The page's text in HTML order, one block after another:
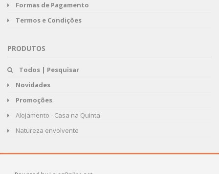
Formas de Pagamento
Termos e Condições
PRODUTOS
Todos | Pesquisar
Novidades
Promoções
Alojamento - Casa na Quinta
Natureza envolvente